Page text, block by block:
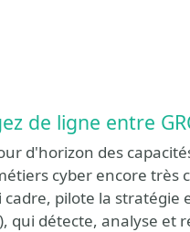
de ligne entre
d'horizon des
cyber encore très
pilote la stratégie
qui détecte, analyse et